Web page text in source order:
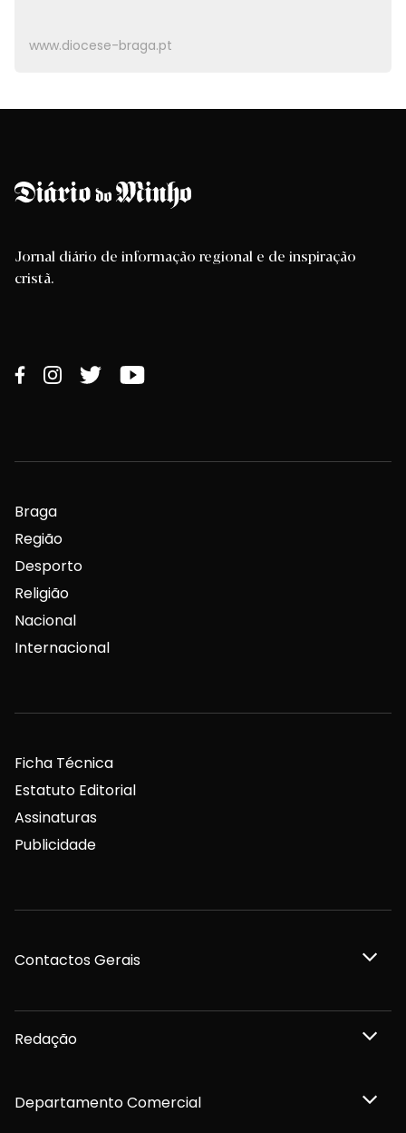
www.diocese-braga.pt
Jornal diário de informação regional e de inspiração
cristã.
Braga
Região
Desporto
Religião
Nacional
Internacional
Ficha Técnica
Estatuto Editorial
Assinaturas
Publicidade
Contactos Gerais
Redação
Departamento Comercial